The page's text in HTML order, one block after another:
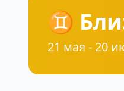
♊
21 мая - 20